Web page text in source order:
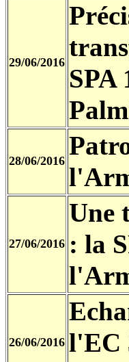
29/06/2016
SPA
28/06/2016
27/06/2016
Une
: la
26/06/2016 l'EC